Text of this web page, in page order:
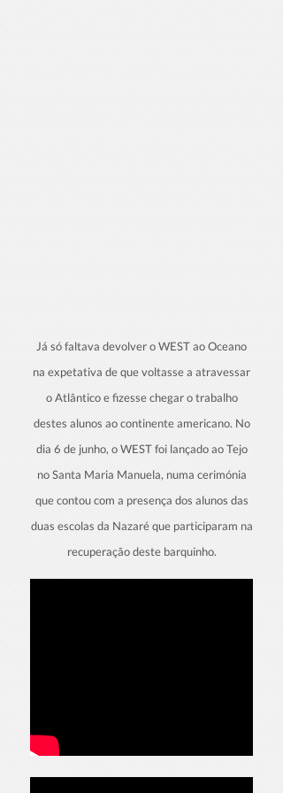
Já só faltava devolver o WEST ao Oceano
na expetativa de que voltasse a atravessar
o Atlântico e fizesse chegar o trabalho
destes alunos ao continente americano. No
dia 6 de junho, o WEST foi lançado ao Tejo
no Santa Maria Manuela, numa cerimónia
que contou com a presença dos alunos das
duas escolas da Nazaré que participaram na
recuperação deste barquinho.